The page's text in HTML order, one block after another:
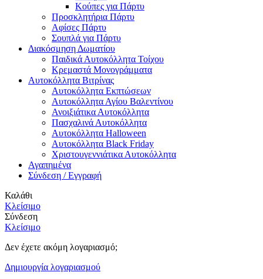
Κούπες για Πάρτυ
Προσκλητήρια Πάρτυ
Αφίσες Πάρτυ
Σουπλά για Πάρτυ
Διακόσμηση Δωματίου
Παιδικά Αυτοκόλλητα Τοίχου
Κρεμαστά Μονογράμματα
Αυτοκόλλητα Βιτρίνας
Αυτοκόλλητα Εκπτώσεων
Αυτοκόλλητα Αγίου Βαλεντίνου
Ανοιξιάτικα Αυτοκόλλητα
Πασχαλινά Αυτοκόλλητα
Αυτοκόλλητα Halloween
Αυτοκόλλητα Black Friday
Χριστουγεννιάτικα Αυτοκόλλητα
Αγαπημένα
Σύνδεση / Εγγραφή
Καλάθι
Κλείσιμο
Σύνδεση
Κλείσιμο
Δεν έχετε ακόμη λογαριασμό;
Δημιουργία λογαριασμού